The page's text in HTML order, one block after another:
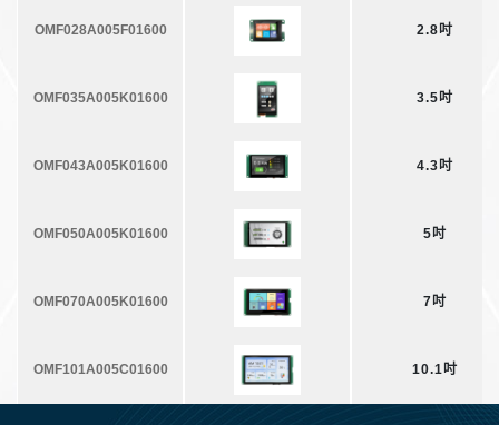
OMF028A005F01600 2.8吋
OMF035A005K01600 3.5吋
OMF043A005K01600 4.3吋
OMF050A005K01600 5吋
OMF070A005K01600 7吋
OMF101A005C01600 10.1吋